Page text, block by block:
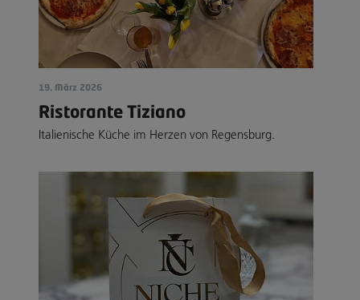
19. März 2026
Ristorante Tiziano
Italienische Küche im Herzen von Regensburg.